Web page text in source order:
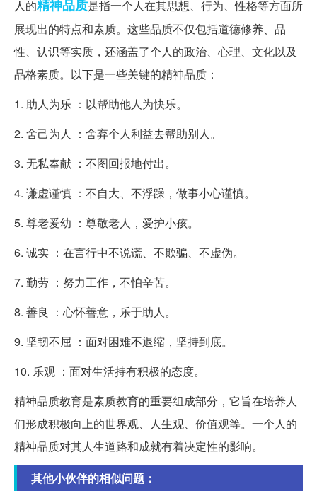
人的精神品质是指一个人在其思想、行为、性格等方面所
展现出的特点和素质。这些品质不仅包括道德修养、品
性、认识等实质，还涵盖了个人的政治、心理、文化以及
品格素质。以下是一些关键的精神品质：
1. 助人为乐 ：以帮助他人为快乐。
2. 舍己为人 ：舍弃个人利益去帮助别人。
3. 无私奉献 ：不图回报地付出。
4. 谦虚谨慎 ：不自大、不浮躁，做事小心谨慎。
5. 尊老爱幼 ：尊敬老人，爱护小孩。
6. 诚实 ：在言行中不说谎、不欺骗、不虚伪。
7. 勤劳 ：努力工作，不怕辛苦。
8. 善良 ：心怀善意，乐于助人。
9. 坚韧不屈 ：面对困难不退缩，坚持到底。
10. 乐观 ：面对生活持有积极的态度。
精神品质教育是素质教育的重要组成部分，它旨在培养人
们形成积极向上的世界观、人生观、价值观等。一个人的
精神品质对其人生道路和成就有着决定性的影响。
其他小伙伴的相似问题：